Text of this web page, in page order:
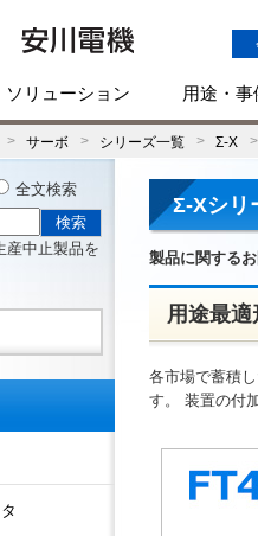
ソリューション 用途・事
サーボ シリーズ一覧 Σ-X
Σ-Xシリ
製品に関する
用途最適
各市場で蓄積
す。 装置の付
全文検索
産中止製品を